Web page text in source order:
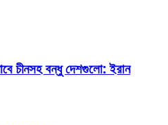
চীনসহ বন্ধু দেশগুলো: ইরান